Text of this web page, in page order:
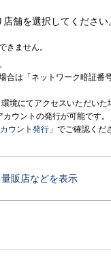
舗を選択してください
きません。
合は「ネットワーク暗証
境にてアクセスいただい
ウントの発行が可能です。
ウント発行 」でご確認くだ
量販店などを表示